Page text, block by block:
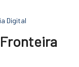
Digital